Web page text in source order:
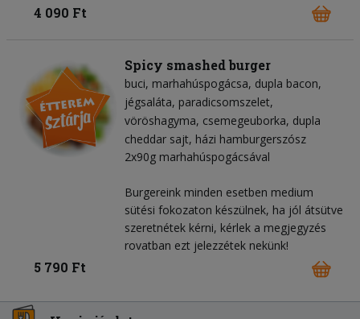
4 090 Ft
Spicy smashed burger
buci marhahúspogácsa dupla bacon
jégsaláta paradicsomszelet
vöröshagyma csemegeuborka dupla
cheddar sajt házi hamburgerszósz
2x90g marhahúspogácsával
Burgereink minden esetben medium
sütési fokozaton készülnek, ha jól átsütve
szeretnétek kérni, kérlek a megjegyzés
rovatban ezt jelezzétek nekünk!
5 790 Ft